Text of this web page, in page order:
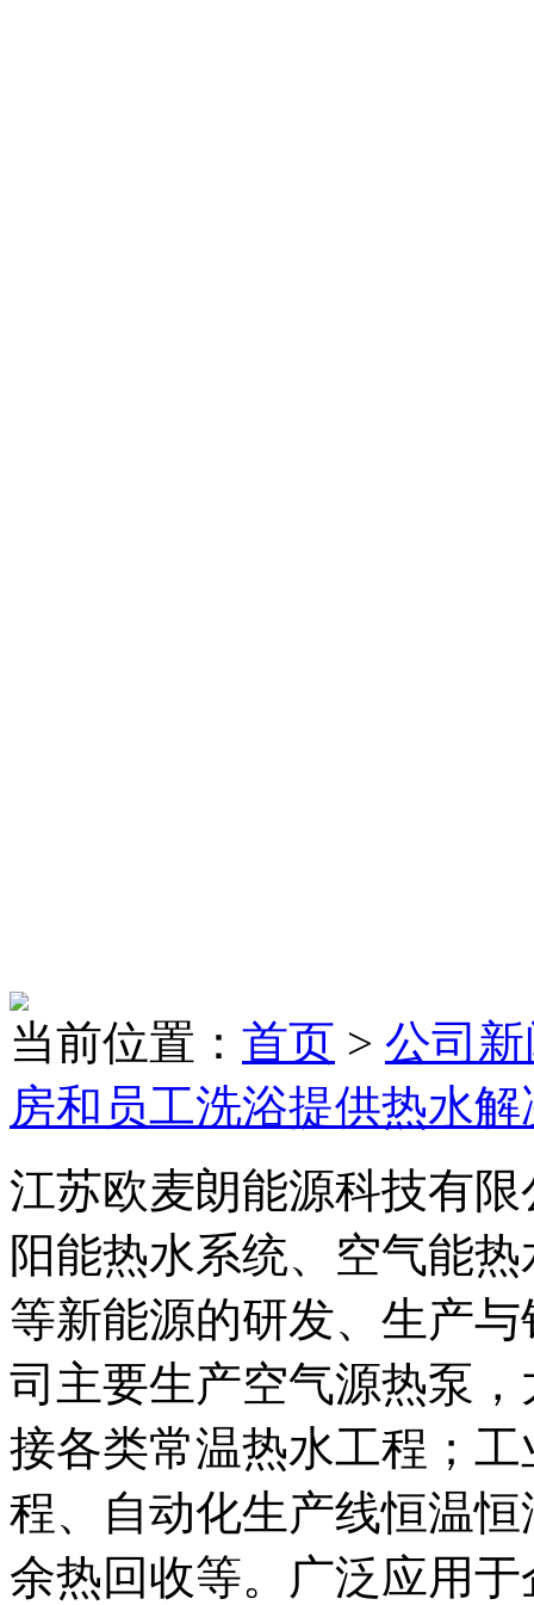
当前位置： 首页 > 公司
房和员工洗浴提供热水
江苏欧麦朗能源科技有
阳能热水系统、空气能
等新能源的研发、生产
司主要生产空气源热泵
接各类常温热水工程；
程、自动化生产线恒温
余热回收等。广泛应用